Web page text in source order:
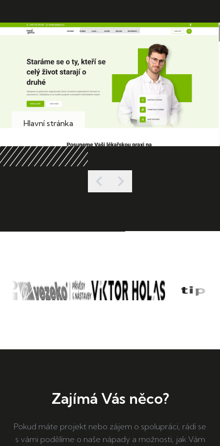
Hlavní stránka
Zajímá Vás něco?
Pokud máte projekt nebo zájem o spolupráci, rádi se
s vámi podělíme o naše nápady a možnosti, jak Vám